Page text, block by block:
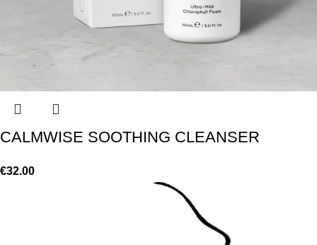
CALMWISE SOOTHING CLEANSER
€32.00